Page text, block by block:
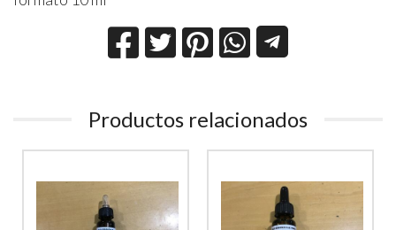
Productos relacionados